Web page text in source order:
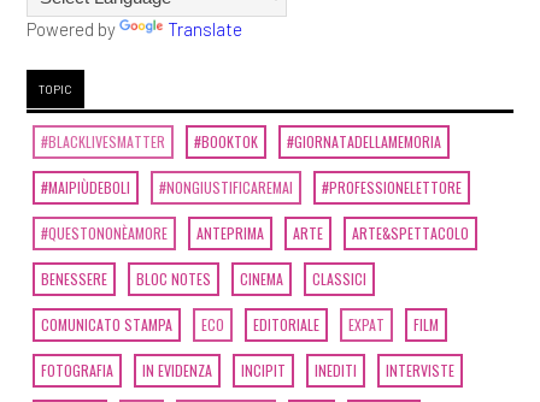
Powered by Translate
TOPIC
#BLACKLIVESMATTER #BOOKTOK #GIORNATADELLAMEMORIA
#MAIPIÙDEBOLI #NONGIUSTIFICAREMAI #PROFESSIONELETTORE
#QUESTONONÈAMORE ANTEPRIMA ARTE ARTE&SPETTACOLO
BENESSERE BLOC NOTES CINEMA CLASSICI
COMUNICATO STAMPA ECO EDITORIALE EXPAT FILM
FOTOGRAFIA IN EVIDENZA INCIPIT INEDITI INTERVISTE